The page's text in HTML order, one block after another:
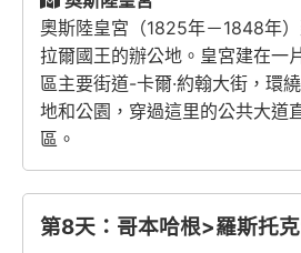
奧斯陸皇宮（1825年－1848年
拉爾國王的辦公地。皇宮建在一
區主要街道-卡爾·約翰大街，環
地和公園，穿過這里的公共大道
區。
第8天：哥本哈根>羅斯托